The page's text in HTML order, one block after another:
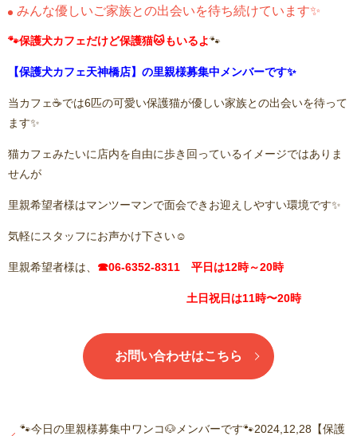
みんな優しいご家族との出会いを待ち続けています✨
🐾保護犬カフェだけど保護猫🐱もいるよ🐾
【保護犬カフェ天神橋店】の里親様募集中メンバーです✨
当カフェ☕️では6匹の可愛い保護猫が優しい家族との出会いを待って
ます✨
猫カフェみたいに店内を自由に歩き回っているイメージではありま
せんが
里親希望者様はマンツーマンで面会できお迎えしやすい環境です✨
気軽にスタッフにお声かけ下さい☺️
里親希望者様は、 ☎06-6352-8311 平日は12時～20時
土日祝日は11時〜20時
お問い合わせはこちら
🐾今日の里親様募集中ワンコ🐶メンバーです🐾2024,12,28【保護